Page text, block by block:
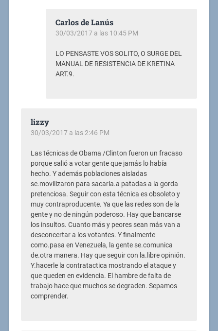
Carlos de Lanús
30/03/2017 a las 10:45 PM
LO PENSASTE VOS SOLITO, O SURGE DEL
MANUAL DE RESISTENCIA DE KRETINA
ART.9.
lizzy
30/03/2017 a las 2:46 PM
Las técnicas de Obama /Clinton fueron un fracaso
porque salió a votar gente que jamás lo había
hecho. Y además poblaciones aisladas
se.movilizaron para sacarla.a patadas a la gorda
pretenciosa. Seguir con esta técnica es obsoleto y
muy contraproducente. Ya que las redes son de la
gente y no de ningún poderoso. Hay que bancarse
los insultos. Cuanto más y peores sean más van a
desconcertar a los votantes. Y finalmente
como.pasa en Venezuela, la gente se.comunica
de.otra manera. Hay que seguir con la.libre opinión.
Y.hacerle la contratactica mostrando el ataque y
que queden en evidencia. El hambre de falta de
trabajo hace que muchos se degraden. Sepamos
comprender.